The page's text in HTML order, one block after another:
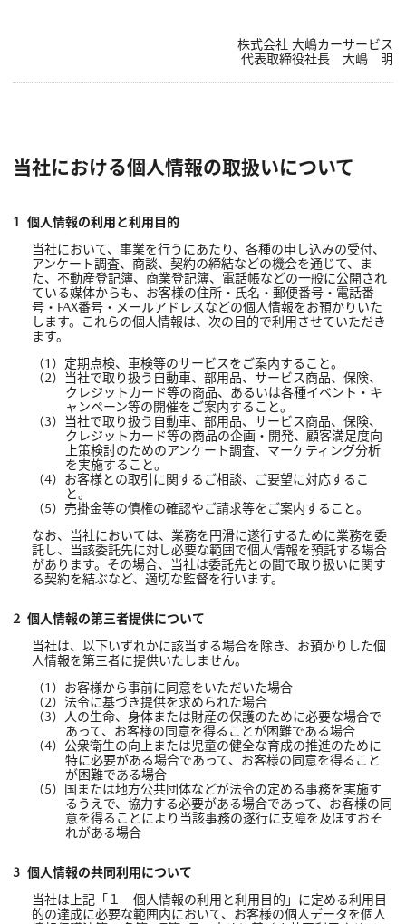
株式会社 大嶋カーサービス
代表取締役社長 大嶋 明
当社における個人情報の取扱いについて
個人情報の利用と利用目的
当社において、事業を行うにあたり、各種の申し込みの受付、
アンケート調査、商談、契約の締結などの機会を通じて、ま
た、不動産登記簿、商業登記簿、電話帳などの一般に公開され
ている媒体からも、お客様の住所・氏名・郵便番号・電話番
号・FAX番号・メールアドレスなどの個人情報をお預かりいた
します。これらの個人情報は、次の目的で利用させていただき
ます。
定期点検、車検等のサービスをご案内すること。
当社で取り扱う自動車、部用品、サービス商品、保険、
クレジットカード等の商品、あるいは各種イベント・キ
ャンペーン等の開催をご案内すること。
当社で取り扱う自動車、部用品、サービス商品、保険、
クレジットカード等の商品の企画・開発、顧客満足度向
上策検討のためのアンケート調査、マーケティング分析
を実施すること。
お客様との取引に関するご相談、ご要望に対応するこ
と。
売掛金等の債権の確認やご請求等をご案内すること。
なお、当社においては、業務を円滑に遂行するために業務を委
託し、当該委託先に対し必要な範囲で個人情報を預託する場合
があります。その場合、当社は委託先との間で取り扱いに関す
る契約を結ぶなど、適切な監督を行います。
個人情報の第三者提供について
当社は、以下いずれかに該当する場合を除き、お預かりした個
人情報を第三者に提供いたしません。
お客様から事前に同意をいただいた場合
法令に基づき提供を求められた場合
人の生命、身体または財産の保護のために必要な場合で
あって、お客様の同意を得ることが困難である場合
公衆衛生の向上または児童の健全な育成の推進のために
特に必要がある場合であって、お客様の同意を得ること
が困難である場合
国または地方公共団体などが法令の定める事務を実施す
るうえで、協力する必要がある場合であって、お客様の同
意を得ることにより当該事務の遂行に支障を及ぼすおそ
れがある場合
個人情報の共同利用について
当社は上記「１ 個人情報の利用と利用目的」に定める利用目
的の達成に必要な範囲内において、お客様の個人データを個人